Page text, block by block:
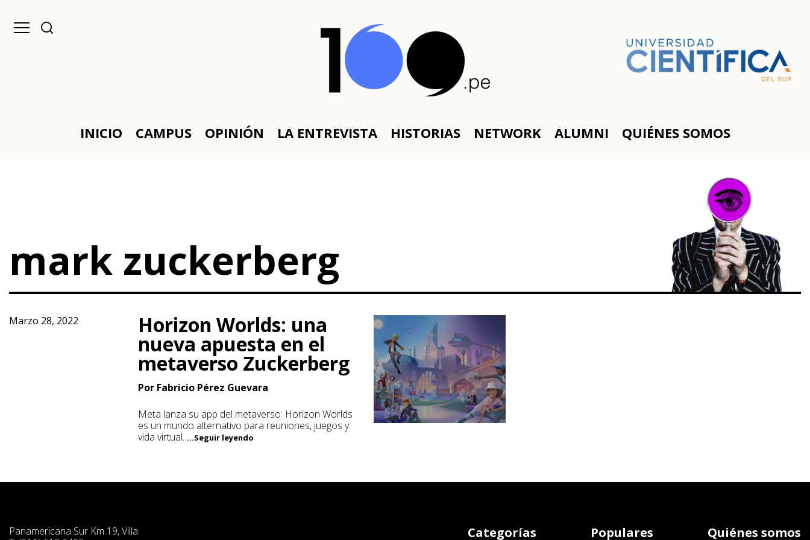
INICIO CAMPUS OPINIÓN LA ENTREVISTA HISTORIAS NETWORK ALUMNI QUIÉNES SOMOS
mark zuckerberg
Marzo 28, 2022 Horizon Worlds: una
nueva apuesta en el
metaverso Zuckerberg
Por Fabricio Pérez Guevara
Meta lanza su app del metaverso: Horizon Worlds
es un mundo alternativo para reuniones, juegos y
vida virtual. ...Seguir leyendo
Panamericana Sur Km 19, Villa
Categorías Populares Quiénes somos